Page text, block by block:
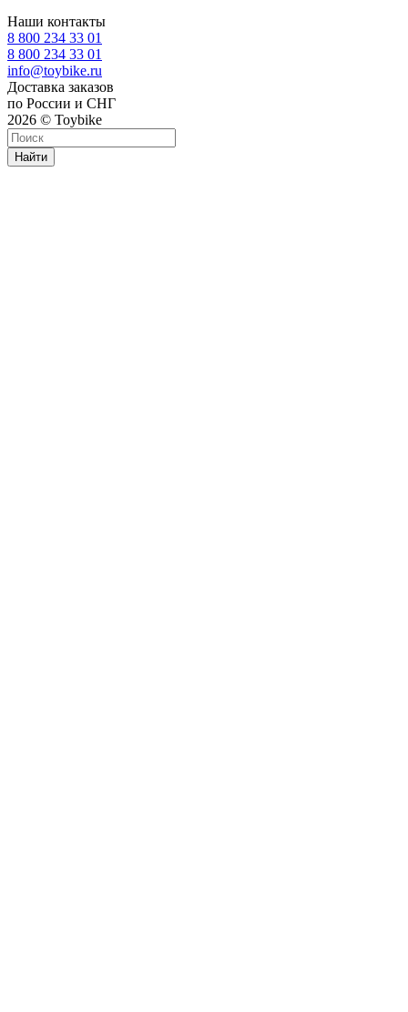
Наши контакты
8 800 234 33 01
8 800 234 33 01
info@toybike.ru
Доставка заказов
по России и СНГ
2026 © Toybike
Найти